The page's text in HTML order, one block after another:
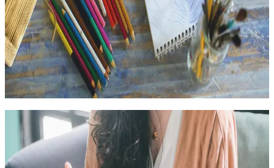
432 часа
23.09.2026
очный с частичным применением дистанционных
технологий
145 000₽
Нейропсихология
Нейропсихологические методы в логопедической
практике